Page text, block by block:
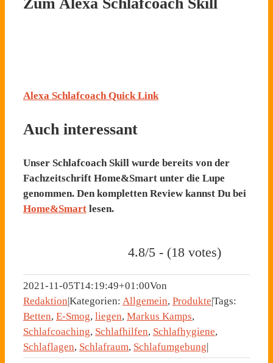
Zum Alexa Schlafcoach Skill
Alexa Schlafcoach Quick Link
Auch interessant
Unser Schlafcoach Skill wurde bereits von der
Fachzeitschrift Home&Smart unter die Lupe
genommen. Den kompletten Review kannst Du bei
Home&Smart lesen.
4.8/5 - (18 votes)
2021-11-05T14:19:49+01:00Von
Redaktion Kategorien: Allgemein, Produkte Tags:
Betten, E-Smog, liegen, Markus Kamps,
Schlafcoaching, Schlafhilfen, Schlafhygiene,
Schlaflagen, Schlafraum, Schlafumgebung